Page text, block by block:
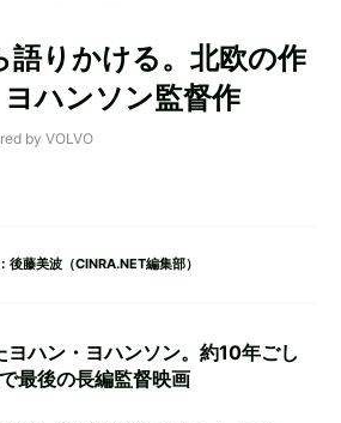
語りかける。北欧の作
ハンソン監督作
by VOLVO
後藤美波（CINRA.NET編集部）
ハン・ヨハンソン。約10年ごし
最後の長編監督映画